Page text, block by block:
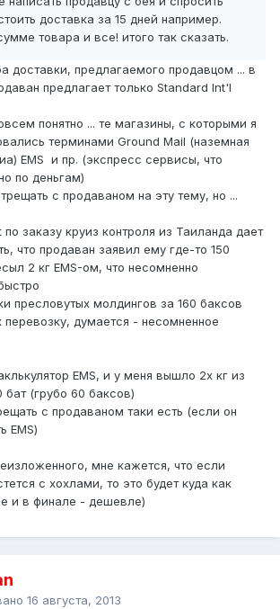
доставка за 15 дней например.
товара и все! итого так сказать.
доставки, предлагаемого продавцом ... в
предлагает только Standard Int'l
понятно ... те магазины, с которыми я
терминами Ground Mail (наземная
EMS и пр. (экспресс сервисы, что
по деньгам)
с продаваном на эту тему, но ...
заказу круиз контроля из Таиланда дает
что продаван заявил ему где-то 150
2 кг EMS-ом, что несомненно
пресловутых молдингов за 160 баксов
перевозку, думается - несомненное
EMS, и у меня вышло 2х кг из
(грубо 60 баксов)
с продаваном таки есть (если он
EMS)
мне кажется, что если
с хохлами, то это будет куда как
и в финале - дешевле)
16 августа, 2013